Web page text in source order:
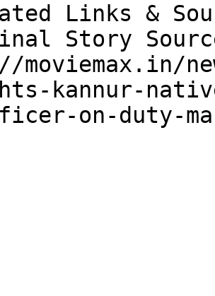
Links &
Story
kannur-
on-duty-